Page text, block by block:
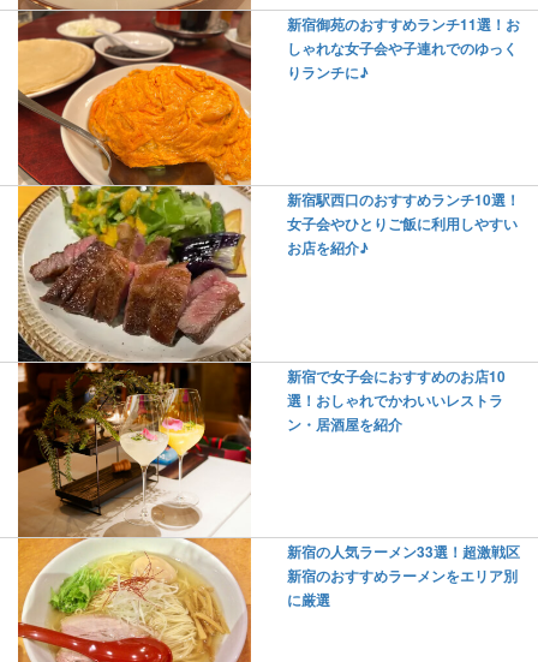
新宿御苑のおすすめランチ11選！お
しゃれな女子会や子連れでのゆっく
りランチに♪
新宿駅西口のおすすめランチ10選！
女子会やひとりご飯に利用しやすい
お店を紹介♪
新宿で女子会におすすめのお店10
選！おしゃれでかわいいレストラ
ン・居酒屋を紹介
新宿の人気ラーメン33選！超激戦区
新宿のおすすめラーメンをエリア別
に厳選